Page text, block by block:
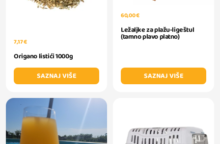
7,17 €
Origano listići 1000g
SAZNAJ VIŠE
60,00 €
Ležaljke za plažu-ligeštul
(tamno plavo platno)
SAZNAJ VIŠE